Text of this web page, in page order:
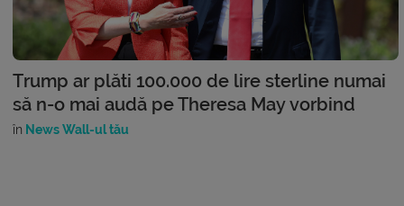
Trump ar plăti 100.000 de lire sterline numai
să n-o mai audă pe Theresa May vorbind
în News Wall-ul tău